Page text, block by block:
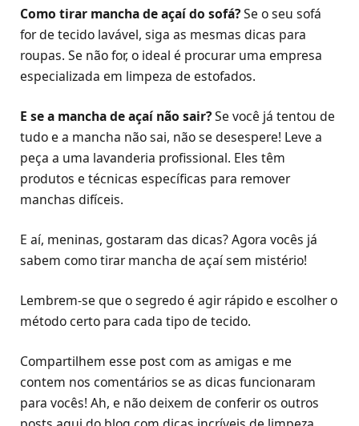
Como tirar mancha de açaí do sofá?Se o seu sofá
for de tecido lavável, siga as mesmas dicas para
roupas. Se não for, o ideal é procurar uma empresa
especializada em limpeza de estofados.
E se a mancha de açaí não sair?Se você já tentou de
tudo e a mancha não sai, não se desespere! Leve a
peça a uma lavanderia profissional. Eles têm
produtos e técnicas específicas para remover
manchas difíceis.
E aí, meninas, gostaram das dicas? Agora vocês já
sabem como tirar mancha de açaí sem mistério!
Lembrem-se que o segredo é agir rápido e escolher o
método certo para cada tipo de tecido.
Compartilhem esse post com as amigas e me
contem nos comentários se as dicas funcionaram
para vocês! Ah, e não deixem de conferir os outros